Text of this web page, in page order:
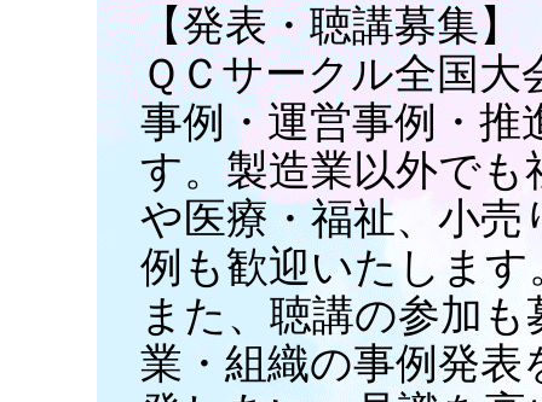
【発表・聴講募集】
ＱＣサークル全国大
事例・運営事例・
す。製造業以外でも
や医療・福祉、小
例も歓迎いたします
また、聴講の参加
業・組織の事例発